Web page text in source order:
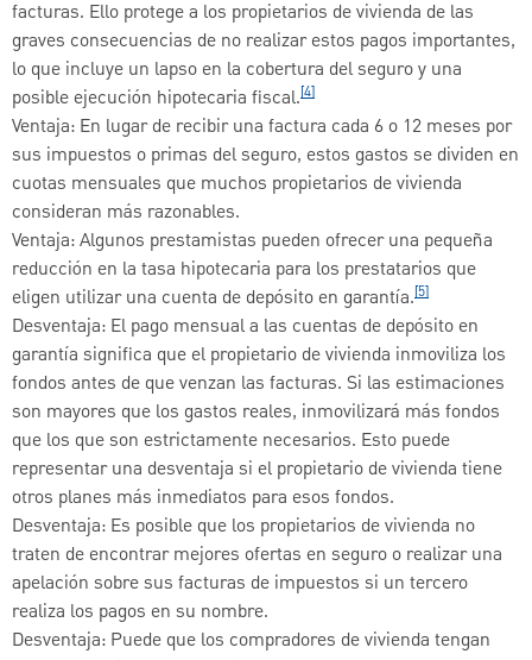
facturas. Ello protege a los propietarios de vivienda de las
graves consecuencias de no realizar estos pagos importantes,
lo que incluye un lapso en la cobertura del seguro y una
posible ejecución hipotecaria fiscal.[4]
Ventaja: En lugar de recibir una factura cada 6 o 12 meses por
sus impuestos o primas del seguro, estos gastos se dividen en
cuotas mensuales que muchos propietarios de vivienda
consideran más razonables.
Ventaja: Algunos prestamistas pueden ofrecer una pequeña
reducción en la tasa hipotecaria para los prestatarios que
eligen utilizar una cuenta de depósito en garantía.[5]
Desventaja: El pago mensual a las cuentas de depósito en
garantía significa que el propietario de vivienda inmoviliza los
fondos antes de que venzan las facturas. Si las estimaciones
son mayores que los gastos reales, inmovilizará más fondos
que los que son estrictamente necesarios. Esto puede
representar una desventaja si el propietario de vivienda tiene
otros planes más inmediatos para esos fondos.
Desventaja: Es posible que los propietarios de vivienda no
traten de encontrar mejores ofertas en seguro o realizar una
apelación sobre sus facturas de impuestos si un tercero
realiza los pagos en su nombre.
Desventaja: Puede que los compradores de vivienda tengan